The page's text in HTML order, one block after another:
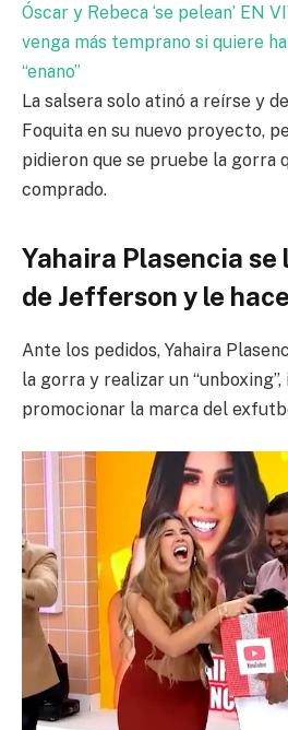
Óscar y Rebeca ‘se pelean’ EN
venga más temprano si quiere
“enano”
La salsera solo atinó a reírse y
Foquita en su nuevo proyecto,
pidieron que se pruebe la gorra
comprado.
Yahaira Plasencia
de Jefferson y le
Ante los pedidos, Yahaira
la gorra y realizar un
promocionar la marca del